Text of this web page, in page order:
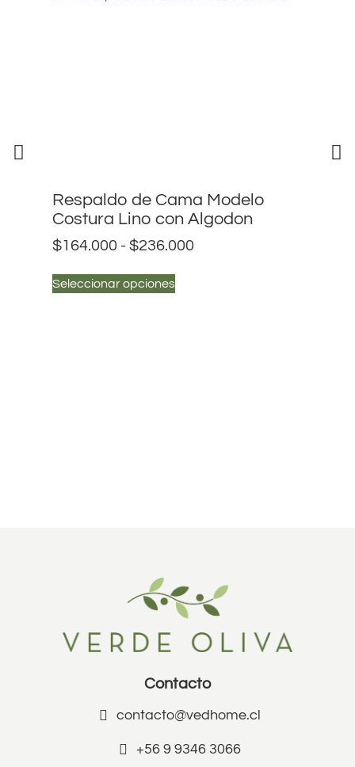
Respaldo de Cama Modelo
Costura Lino con Algodon
$164.000 - $236.000
Seleccionar opciones
Contacto
contacto@vedhome.cl
+56 9 9346 3066